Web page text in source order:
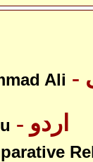
Ali
- اردو